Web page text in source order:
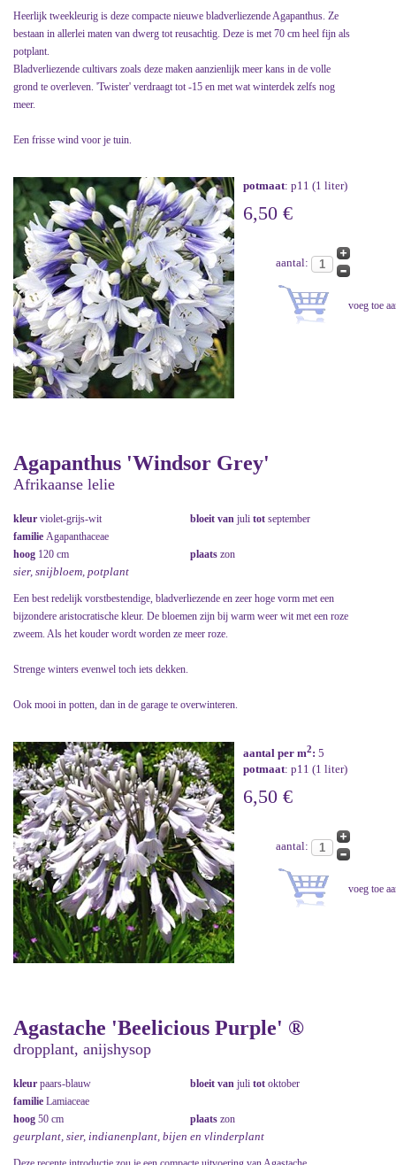
Heerlijk tweekleurig is deze compacte nieuwe bladverliezende Agapanthus. Ze
bestaan in allerlei maten van dwerg tot reusachtig. Deze is met 70 cm heel fijn als
potplant.
Bladverliezende cultivars zoals deze maken aanzienlijk meer kans in de volle
grond te overleven. 'Twister' verdraagt tot -15 en met wat winterdek zelfs nog
meer.
Een frisse wind voor je tuin.
potmaat: p11 (1 liter)
6,50 €
aantal:
Agapanthus 'Windsor Grey'
Afrikaanse lelie
kleur violet-grijs-wit bloeit van juli tot september
familie Agapanthaceae
hoog 120 cm plaats zon
sier, snijbloem, potplant
Een best redelijk vorstbestendige, bladverliezende en zeer hoge vorm met een
bijzondere aristocratische kleur. De bloemen zijn bij warm weer wit met een roze
zweem. Als het kouder wordt worden ze meer roze.
Strenge winters evenwel toch iets dekken.
Ook mooi in potten, dan in de garage te overwinteren.
aantal per m2: 5
potmaat: p11 (1 liter)
6,50 €
aantal:
Agastache 'Beelicious Purple' ®
dropplant, anijshysop
kleur paars-blauw bloeit van juli tot oktober
familie Lamiaceae
hoog 50 cm plaats zon
geurplant, sier, indianenplant, bijen en vlinderplant